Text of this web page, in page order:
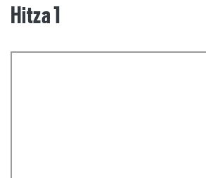
Hitza 1